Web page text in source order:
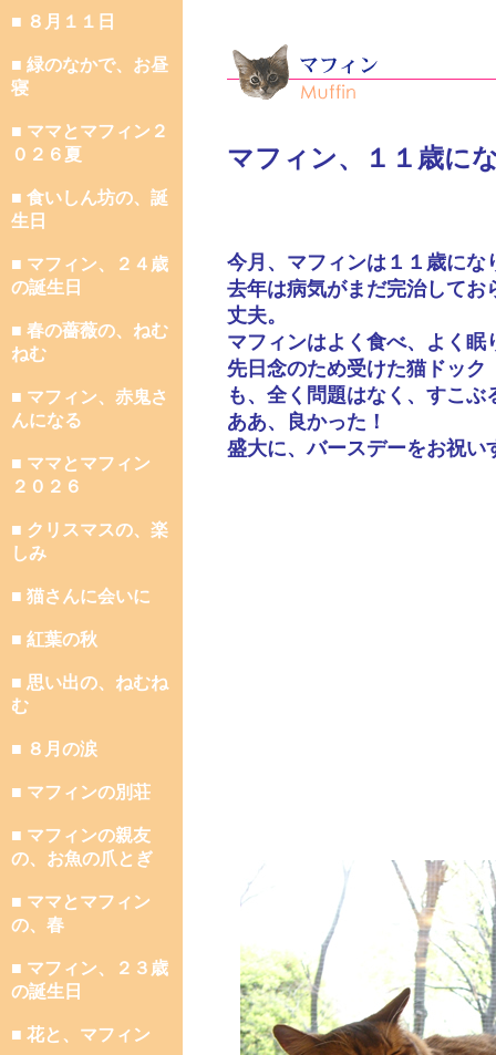
■ ８月１１日
■ 緑のなかで、お昼
寝
■ ママとマフィン２
０２６夏
■ 食いしん坊の、誕
生日
■ マフィン、２４歳
の誕生日
■ 春の薔薇の、ねむ
ねむ
■ マフィン、赤鬼さ
んになる
■ ママとマフィン
２０２６
■ クリスマスの、楽
しみ
■ 猫さんに会いに
■ 紅葉の秋
■ 思い出の、ねむね
む
■ ８月の涙
■ マフィンの別荘
■ マフィンの親友
の、お魚の爪とぎ
■ ママとマフィン
の、春
■ マフィン、２３歳
の誕生日
■ 花と、マフィン
マフィン、１１歳に
今月、マフィンは１１歳にな
去年は病気がまだ完治してお
丈夫。
マフィンはよく食べ、よく
先日念のため受けた猫ドッ
も、全く問題はなく、すこ
ああ、良かった！
盛大に、バースデーをお祝い